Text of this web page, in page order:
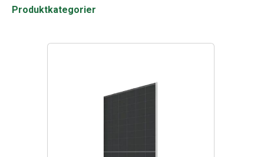
Produktkategorier